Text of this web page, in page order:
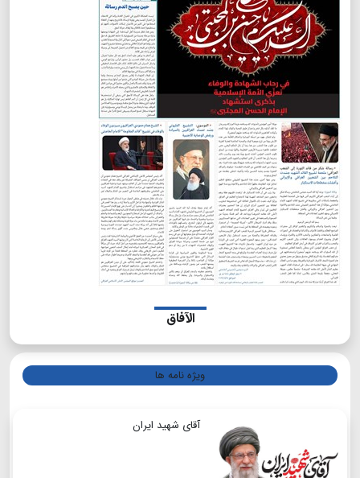
الآفاق
ویژه نامه ها
آقای شهید ایران